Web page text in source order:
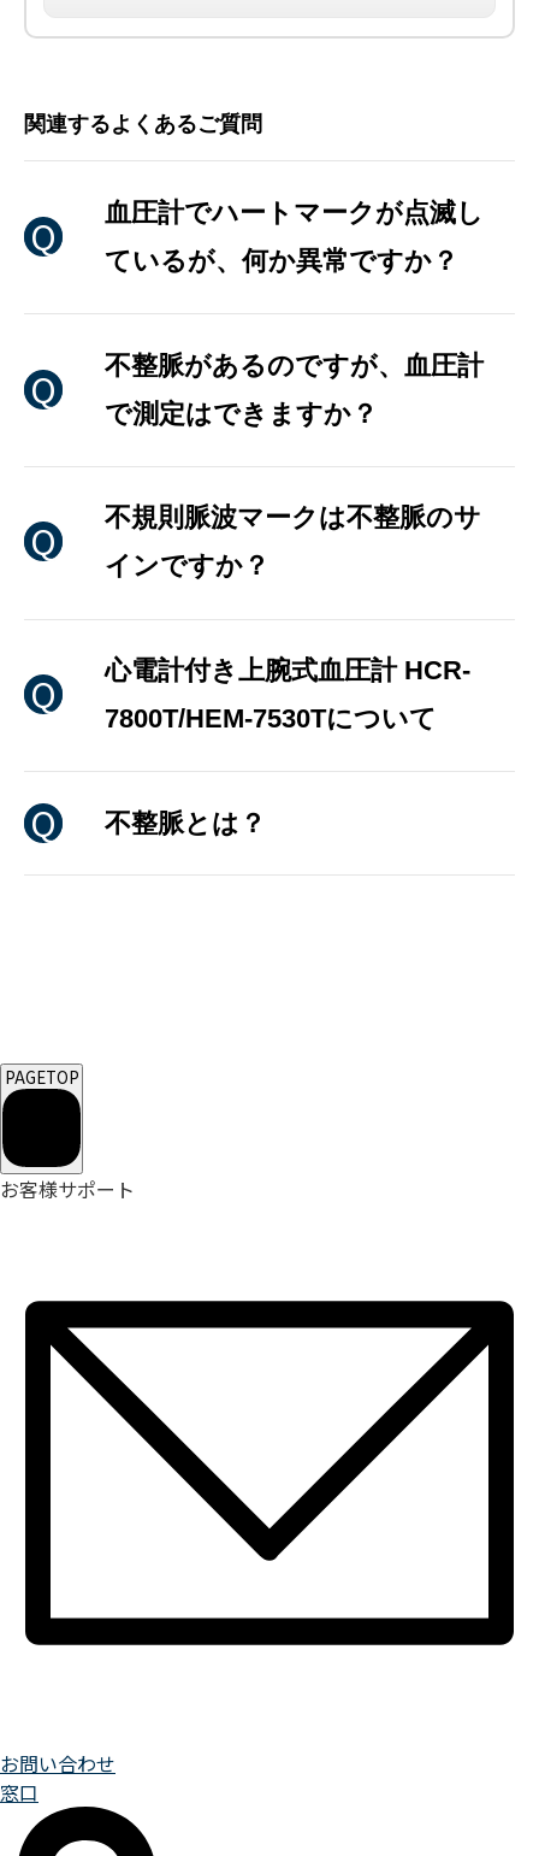
関連するよくあるご質問
血圧計でハートマークが点滅し
ているが、何か異常ですか？
不整脈があるのですが、血圧計
で測定はできますか？
不規則脈波マークは不整脈のサ
インですか？
心電計付き上腕式血圧計 HCR-
7800T/HEM-7530Tについて
不整脈とは？
PAGETOP
お客様サポート
お問い合わせ
窓口